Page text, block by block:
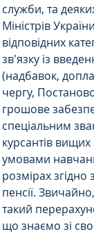
служби, та
Міністрів
відповідних
зв'язку із
(надбавок,
чергу,
грошове
спеціальним
курсантів
умовами
розмірах
пенсії.
такий
що знаємо зі